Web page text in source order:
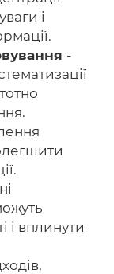
і
-
і вплинути